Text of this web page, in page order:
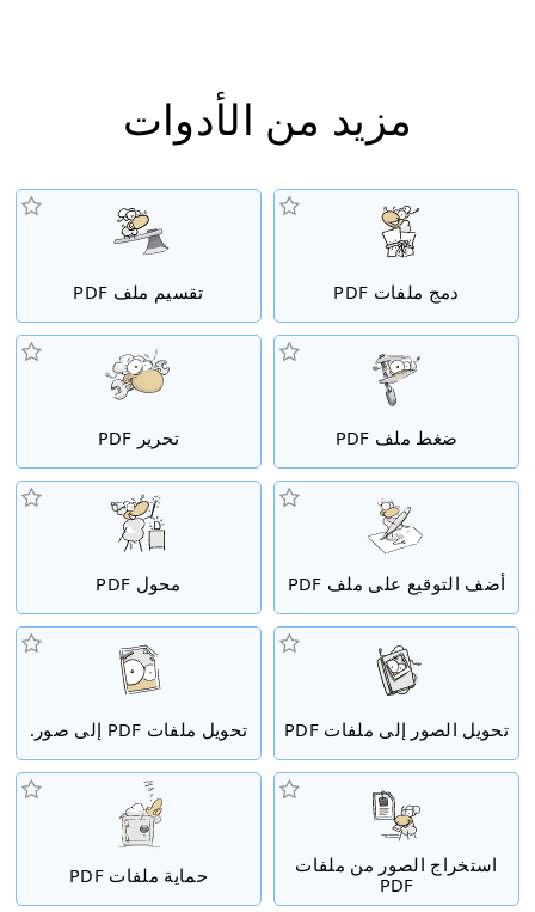
مزيد من الأدوات
دمج ملفات PDF تقسيم ملف PDF
ضغط ملف PDF تحرير PDF
أضف التوقيع على ملف PDF محول PDF
تحويل الصور إلى ملفات PDF تحويل ملفات PDF إلى صور.
استخراج الصور من ملفات
PDF
حماية ملفات PDF